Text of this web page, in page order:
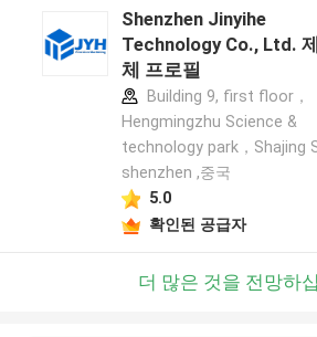
Shenzhen Jinyihe
Technology Co., Ltd.
체 프로필
Building 9, first floor，
Hengmingzhu Science &
technology park，Shajing
shenzhen ,중국
5.0
확인된 공급자
더 많은 것을 전망하